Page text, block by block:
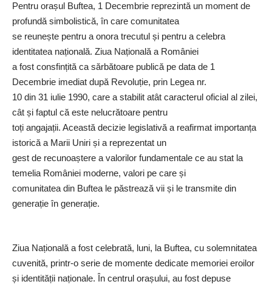
Pentru orașul Buftea, 1 Decembrie reprezintă un moment de
profundă simbolistică, în care comunitatea
se reunește pentru a onora trecutul și pentru a celebra
identitatea națională. Ziua Națională a României
a fost consfințită ca sărbătoare publică pe data de 1
Decembrie imediat după Revoluție, prin Legea nr.
10 din 31 iulie 1990, care a stabilit atât caracterul oficial al zilei,
cât și faptul că este nelucrătoare pentru
toți angajații. Această decizie legislativă a reafirmat importanța
istorică a Marii Uniri și a reprezentat un
gest de recunoaștere a valorilor fundamentale ce au stat la
temelia României moderne, valori pe care și
comunitatea din Buftea le păstrează vii și le transmite din
generație în generație.
Ziua Națională a fost celebrată, luni, la Buftea, cu solemnitatea
cuvenită, printr-o serie de momente dedicate memoriei eroilor
și identității naționale. În centrul orașului, au fost depuse